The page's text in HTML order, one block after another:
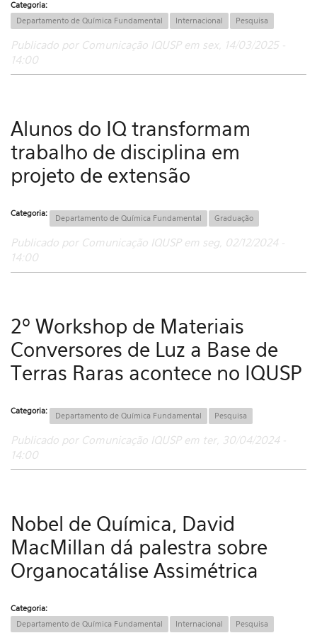
Categoria:
Departamento de Química Fundamental
Internacional Pesquisa
Publicado por Comunicação IQUSP em sex, 14/03/2025 -
14:00
Alunos do IQ transformam
trabalho de disciplina em
projeto de extensão
Categoria: Departamento de Química Fundamental Graduação
Publicado por Comunicação IQUSP em seg, 02/12/2024 -
14:00
2º Workshop de Materiais
Conversores de Luz a Base de
Terras Raras acontece no IQUSP
Categoria: Departamento de Química Fundamental Pesquisa
Publicado por Comunicação IQUSP em ter, 30/04/2024 -
14:00
Nobel de Química, David
MacMillan dá palestra sobre
Organocatálise Assimétrica
Categoria:
Departamento de Química Fundamental
Internacional Pesquisa